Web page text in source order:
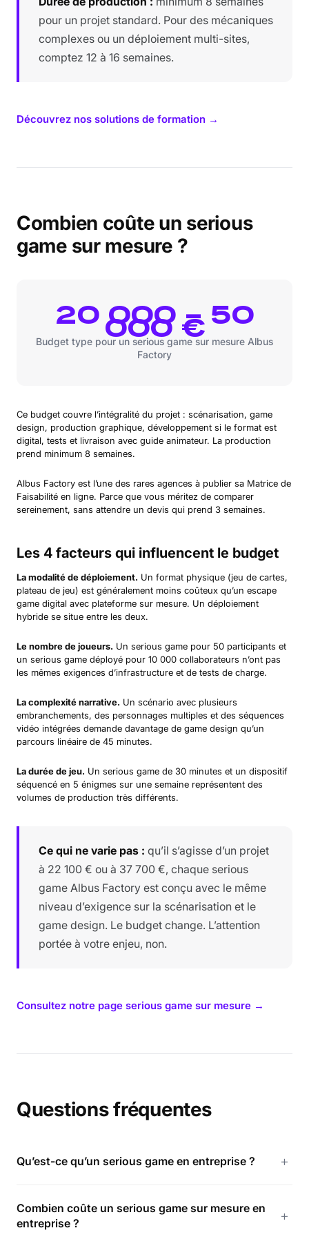
pour un projet standard. Pour des mécaniques
complexes ou un déploiement multi-sites,
comptez 12 à 16 semaines.
Découvrez nos solutions de formation →
Combien coûte un serious
game sur mesure ?
20 000 – 50
000 €
Budget type pour un serious game sur mesure Albus
Factory
Ce budget couvre l’intégralité du projet : scénarisation, game
design, production graphique, développement si le format est
digital, tests et livraison avec guide animateur. La production
prend minimum 8 semaines.
Albus Factory est l’une des rares agences à publier sa Matrice de
Faisabilité en ligne. Parce que vous méritez de comparer
sereinement, sans attendre un devis qui prend 3 semaines.
Les 4 facteurs qui influencent le budget
La modalité de déploiement. Un format physique (jeu de cartes,
plateau de jeu) est généralement moins coûteux qu’un escape
game digital avec plateforme sur mesure. Un déploiement
hybride se situe entre les deux.
Le nombre de joueurs. Un serious game pour 50 participants et
un serious game déployé pour 10 000 collaborateurs n’ont pas
les mêmes exigences d’infrastructure et de tests de charge.
La complexité narrative. Un scénario avec plusieurs
embranchements, des personnages multiples et des séquences
vidéo intégrées demande davantage de game design qu’un
parcours linéaire de 45 minutes.
La durée de jeu. Un serious game de 30 minutes et un dispositif
séquencé en 5 énigmes sur une semaine représentent des
volumes de production très différents.
Ce qui ne varie pas : qu’il s’agisse d’un projet
à 22 100 € ou à 37 700 €, chaque serious
game Albus Factory est conçu avec le même
niveau d’exigence sur la scénarisation et le
game design. Le budget change. L’attention
portée à votre enjeu, non.
Consultez notre page serious game sur mesure →
Questions fréquentes
Qu’est-ce qu’un serious game en entreprise ? +
conçu avec un objectif pédagogique ou comportemental
précis. Il mobilise des mécaniques ludiques pour former,
Combien coûte un serious game sur mesure en
entreprise ?
+